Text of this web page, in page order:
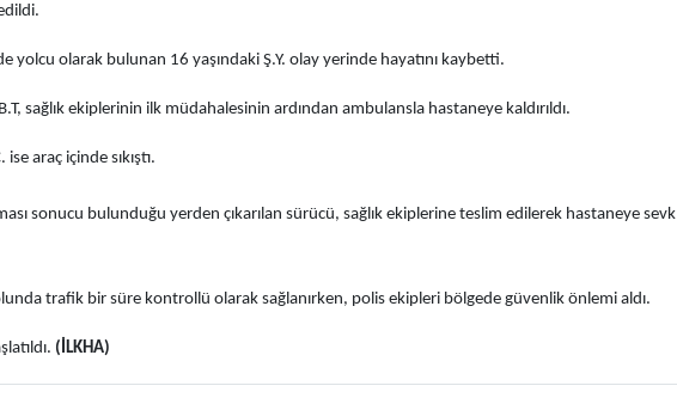
yolcu olarak bulunan 16 yaşındaki Ş.Y. olay yerinde hayatını kaybetti.
sağlık ekiplerinin ilk müdahalesinin ardından ambulansla hastaneye kaldırıldı.
ise araç içinde sıkıştı.
sonucu bulunduğu yerden çıkarılan sürücü, sağlık ekiplerine teslim edilerek hastaneye sevk
trafik bir süre kontrollü olarak sağlanırken, polis ekipleri bölgede güvenlik önlemi aldı.
(İLKHA)